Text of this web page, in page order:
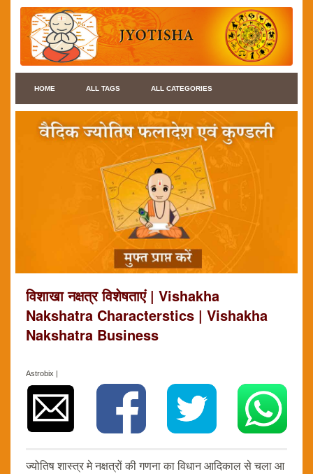
HOME ALL TAGS ALL CATEGORIES
विशाखा नक्षत्र विशेषताएं | Vishakha
Nakshatra Characterstics | Vishakha
Nakshatra Business
Astrobix |
ज्योतिष शास्त्र मे नक्षत्रों की गणना का विधान आदिकाल से चला आ